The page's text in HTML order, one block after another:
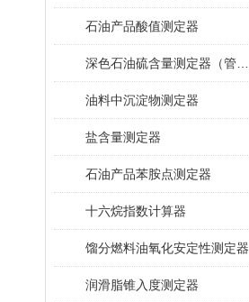
石油产品酸值测定器
油料中沉淀物测定器
盐含量测定器
石油产品苯胺点测定器
十六烷指数计算器
馏分燃料油氧化安定性测定器
润滑脂锥入度测定器